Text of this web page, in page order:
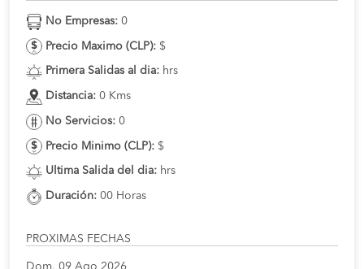
No Empresas: 0
Precio Maximo (CLP): $
Primera Salidas al dia: hrs
Distancia: 0 Kms
No Servicios: 0
Precio Minimo (CLP): $
Ultima Salida del dia: hrs
Duración: 00 Horas
PROXIMAS FECHAS
Dom, 09 Ago 2026